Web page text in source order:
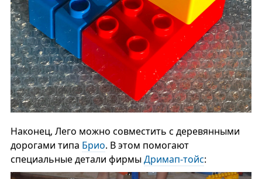
Наконец, Лего можно совместить с деревянными
дорогами типа Брио. В этом помогают
специальные детали фирмыДримап-тойс: